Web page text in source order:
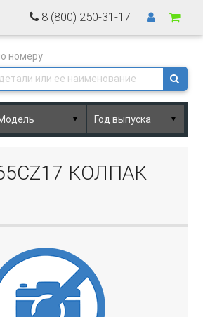
8 (800) 250-31-17
номеру
▼ ▼
КОЛПАК